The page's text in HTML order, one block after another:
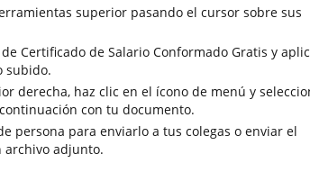
superior pasando el cursor sobre sus
Certificado de Salario Conformado Gratis y
subido.
derecha, haz clic en el ícono de menú y
con tu documento.
persona para enviarlo a tus colegas o enviar el
archivo adjunto.